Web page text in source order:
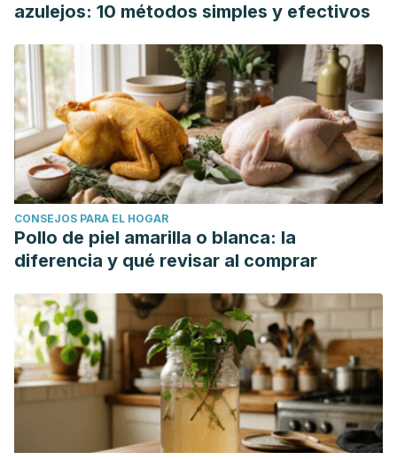
azulejos: 10 métodos simples y efectivos
CONSEJOS PARA EL HOGAR
Pollo de piel amarilla o blanca: la
diferencia y qué revisar al comprar